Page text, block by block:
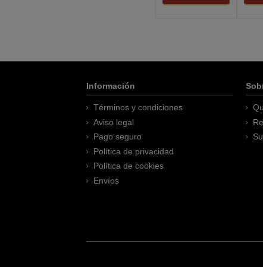
Información
Términos y condiciones
Aviso legal
Pago seguro
Política de privacidad
Política de cookies
Envíos